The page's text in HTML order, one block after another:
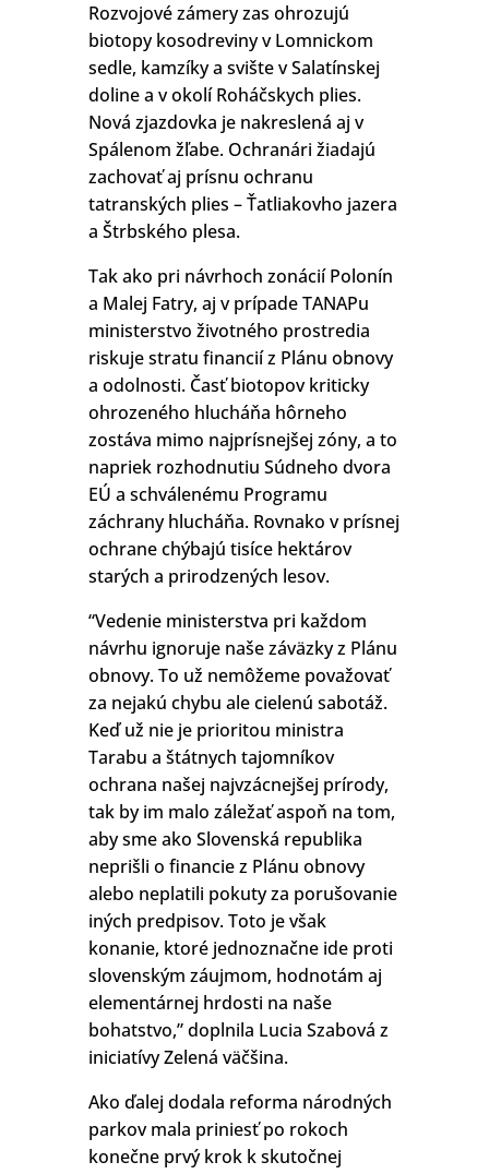
Rozvojové zámery zas ohrozujú
biotopy kosodreviny v Lomnickom
sedle, kamzíky a svište v Salatínskej
doline a v okolí Roháčskych plies.
Nová zjazdovka je nakreslená aj v
Spálenom žľabe. Ochranári žiadajú
zachovať aj prísnu ochranu
tatranských plies – Ťatliakovho jazera
a Štrbského plesa.
Tak ako pri návrhoch zonácií Polonín
a Malej Fatry, aj v prípade TANAPu
ministerstvo životného prostredia
riskuje stratu financií z Plánu obnovy
a odolnosti. Časť biotopov kriticky
ohrozeného hlucháňa hôrneho
zostáva mimo najprísnejšej zóny, a to
napriek rozhodnutiu Súdneho dvora
EÚ a schválenému Programu
záchrany hlucháňa. Rovnako v prísnej
ochrane chýbajú tisíce hektárov
starých a prirodzených lesov.
“Vedenie ministerstva pri každom
návrhu ignoruje naše záväzky z Plánu
obnovy. To už nemôžeme považovať
za nejakú chybu ale cielenú sabotáž.
Keď už nie je prioritou ministra
Tarabu a štátnych tajomníkov
ochrana našej najvzácnejšej prírody,
tak by im malo záležať aspoň na tom,
aby sme ako Slovenská republika
neprišli o financie z Plánu obnovy
alebo neplatili pokuty za porušovanie
iných predpisov. Toto je však
konanie, ktoré jednoznačne ide proti
slovenským záujmom, hodnotám aj
elementárnej hrdosti na naše
bohatstvo,” doplnila Lucia Szabová z
iniciatívy Zelená väčšina.
Ako ďalej dodala reforma národných
parkov mala priniesť po rokoch
konečne prvý krok k skutočnej